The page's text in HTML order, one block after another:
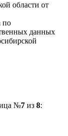
области от
по
данных
№7из 8: